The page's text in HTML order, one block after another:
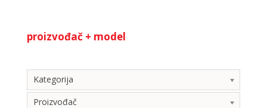
proizvođač + model
Kategorija
Proizvođač